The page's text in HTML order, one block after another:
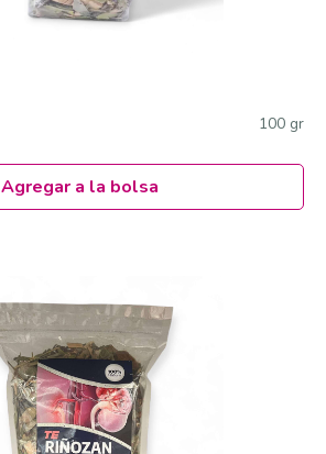
100 gr
Agregar a la bolsa